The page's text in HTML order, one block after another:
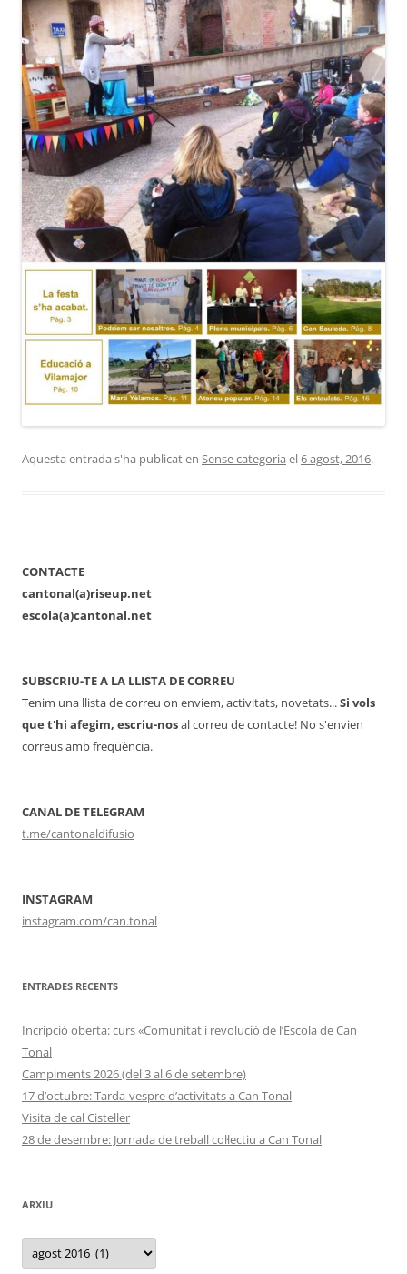
Aquesta entrada s'ha publicat en Sense categoria el6 agost, 2016.
CONTACTE
cantonal(a)riseup.net
escola(a)cantonal.net
SUBSCRIU-TE A LA LLISTA DE CORREU
Tenim una llista de correu on enviem, activitats, novetats...Si vols
que t'hi afegim, escriu-nosal correu de contacte! No s'envien
correus amb freqüència.
CANAL DE TELEGRAM
t.me/cantonaldifusio
INSTAGRAM
instagram.com/can.tonal
ENTRADES RECENTS
Incripció oberta: curs «Comunitat i revolució de l’Escola de Can
Tonal
Campiments 2026 (del 3 al 6 de setembre)
17 d’octubre: Tarda-vespre d’activitats a Can Tonal
Visita de cal Cisteller
28 de desembre: Jornada de treball col·lectiu a Can Tonal
ARXIU
Arxiu